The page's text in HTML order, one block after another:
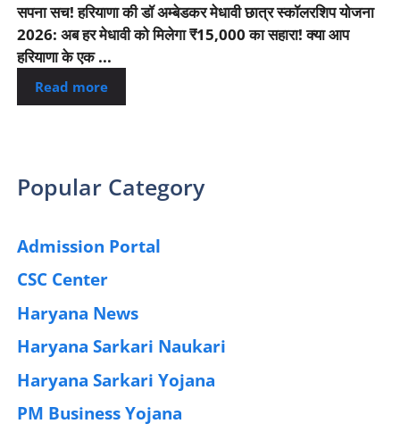
सपना सच! हरियाणा की डॉ अम्बेडकर मेधावी छात्र स्कॉलरशिप योजना
2026: अब हर मेधावी को मिलेगा ₹15,000 का सहारा! क्या आप
हरियाणा के एक ...
Read more
Popular Category
Admission Portal
CSC Center
Haryana News
Haryana Sarkari Naukari
Haryana Sarkari Yojana
PM Business Yojana